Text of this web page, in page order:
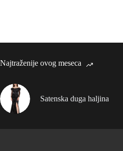
Najtraženije ovog meseca
Satenska duga haljina